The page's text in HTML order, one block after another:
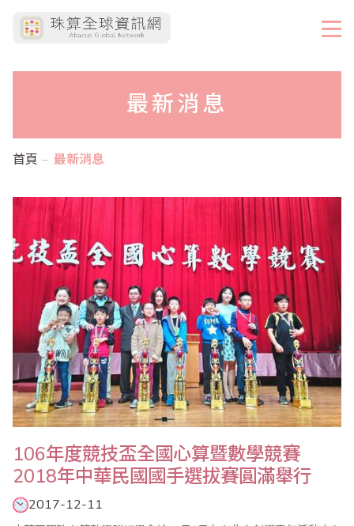
最新消息
首頁 最新消息
106年度競技盃全國心算暨數學競賽
2018年中華民國國手選拔賽圓滿舉行
2017-12-11